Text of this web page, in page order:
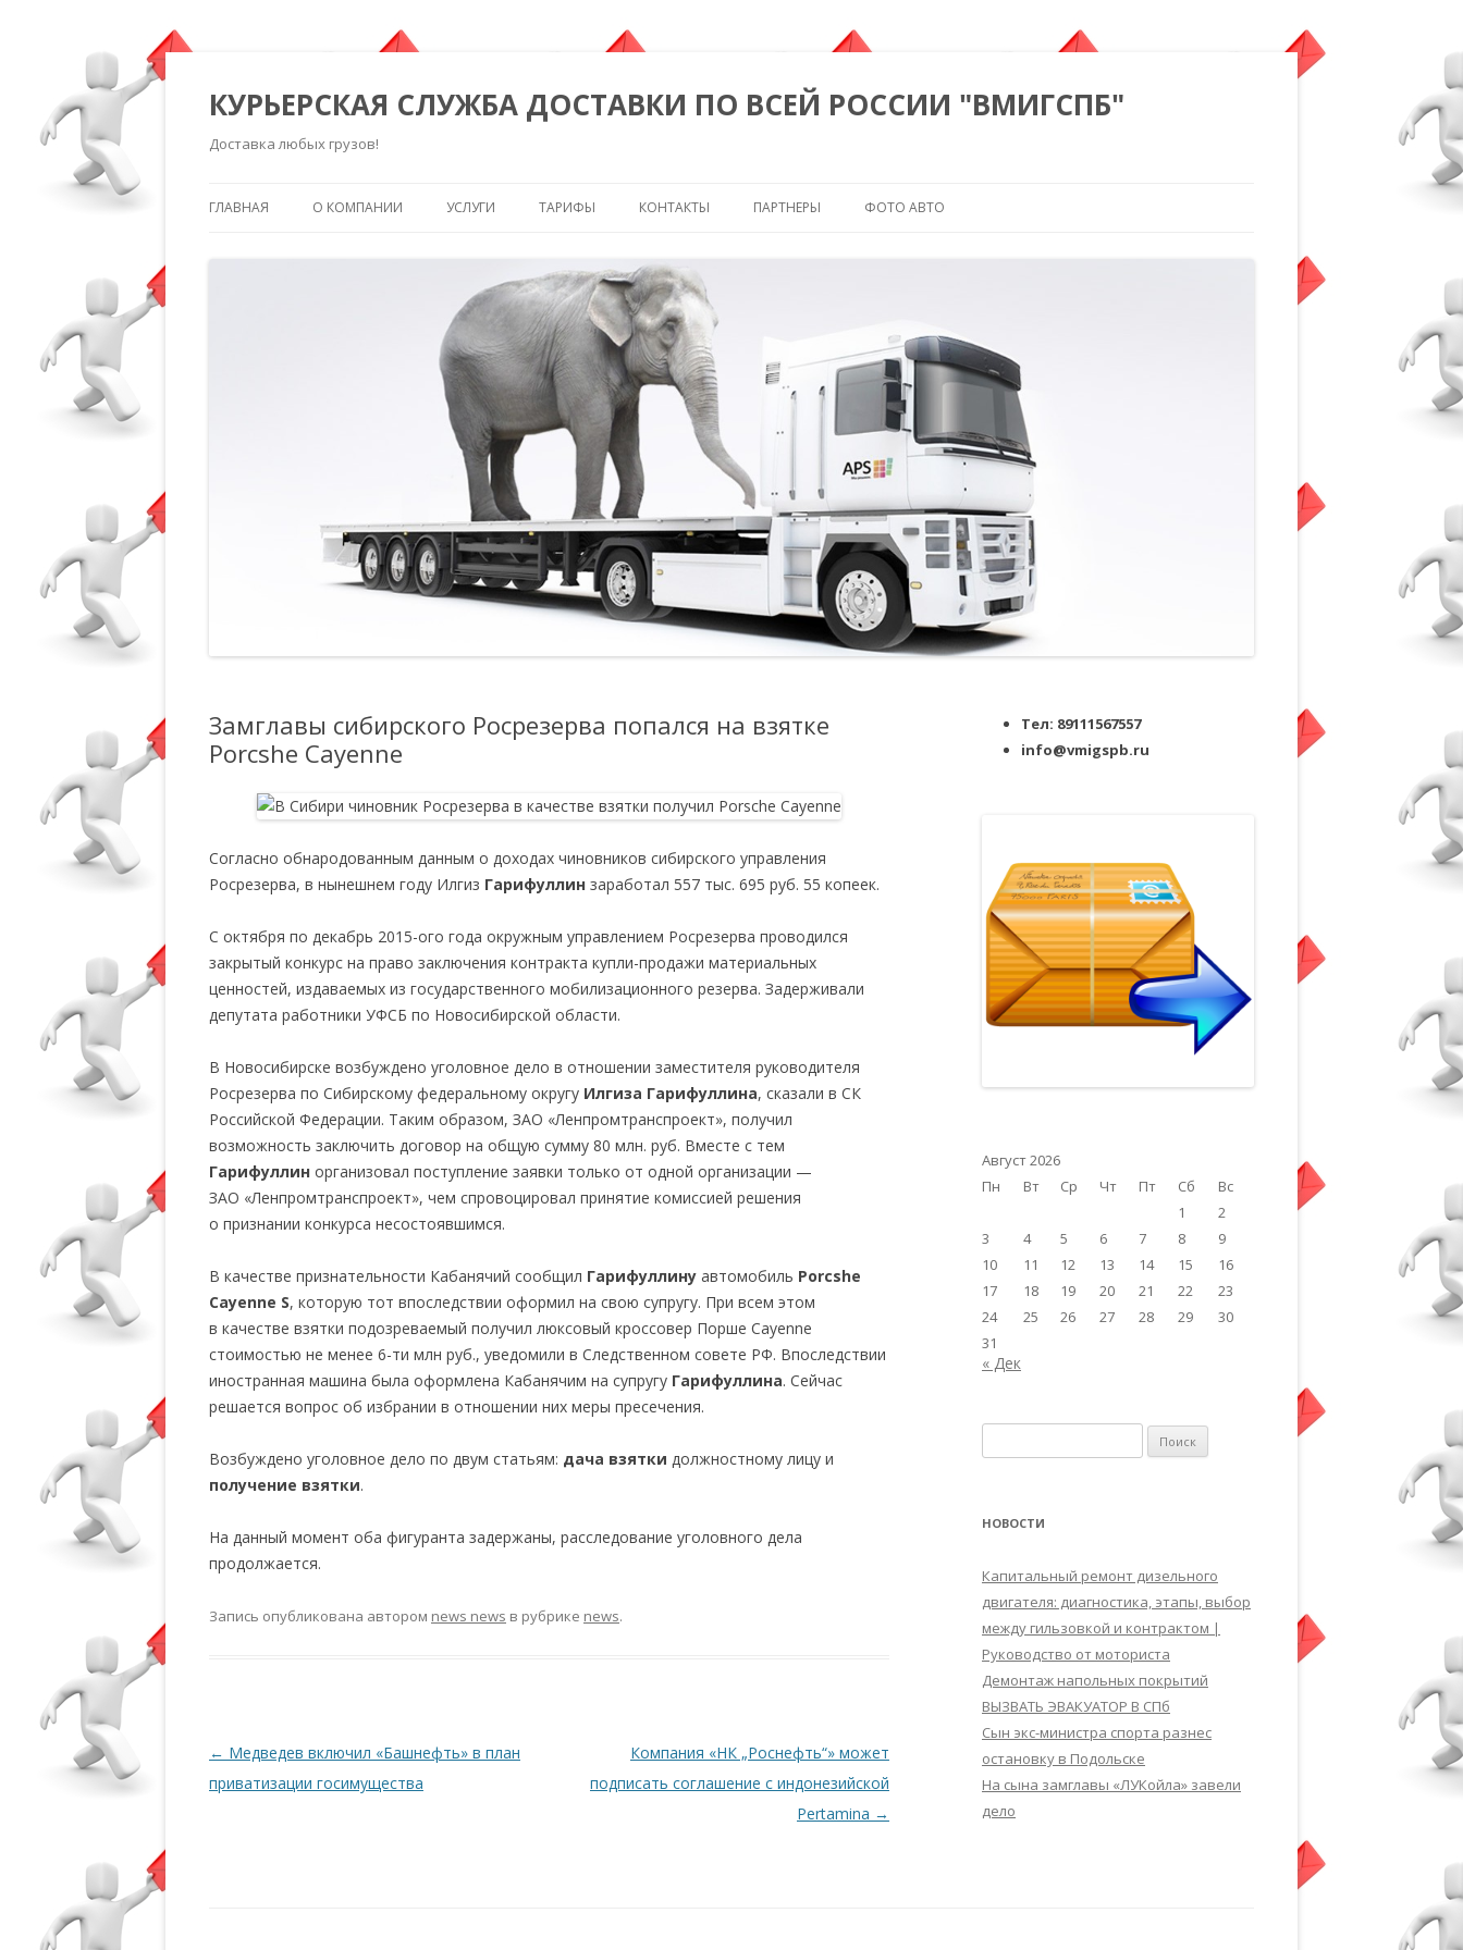
КУРЬЕРСКАЯ СЛУЖБА ДОСТАВКИ ПО ВСЕЙ РОССИИ "ВМИГСПБ"
Доставка любых грузов!
ГЛАВНАЯ О КОМПАНИИ УСЛУГИ ТАРИФЫ КОНТАКТЫ ПАРТНЕРЫ ФОТО АВТО
Замглавы сибирского Росрезерва попался на взятке
Porcshe Cayenne
Согласно обнародованным данным о доходах чиновников сибирского управления
Росрезерва, в нынешнем году Илгиз Гарифуллин заработал 557 тыс. 695 руб. 55 копеек.
С октября по декабрь 2015-ого года окружным управлением Росрезерва проводился
закрытый конкурс на право заключения контракта купли-продажи материальных
ценностей, издаваемых из государственного мобилизационного резерва. Задерживали
депутата работники УФСБ по Новосибирской области.
В Новосибирске возбуждено уголовное дело в отношении заместителя руководителя
Росрезерва по Сибирскому федеральному округу Илгиза Гарифуллина, сказали в СК
Российской Федерации. Таким образом, ЗАО «Ленпромтранспроект», получил
возможность заключить договор на общую сумму 80 млн. руб. Вместе с тем
Гарифуллин организовал поступление заявки только от одной организации —
ЗАО «Ленпромтранспроект», чем спровоцировал принятие комиссией решения
о признании конкурса несостоявшимся.
В качестве признательности Кабанячий сообщил Гарифуллину автомобиль Porcshe
Cayenne S, которую тот впоследствии оформил на свою супругу. При всем этом
в качестве взятки подозреваемый получил люксовый кроссовер Порше Cayenne
стоимостью не менее 6-ти млн руб., уведомили в Следственном совете РФ. Впоследствии
иностранная машина была оформлена Кабанячим на супругу Гарифуллина. Сейчас
решается вопрос об избрании в отношении них меры пресечения.
Возбуждено уголовное дело по двум статьям: дача взятки должностному лицу и
получение взятки.
На данный момент оба фигуранта задержаны, расследование уголовного дела
продолжается.
Запись опубликована автором news news в рубрике news.
Навигация по записям
← Медведев включил «Башнефть» в план
приватизации госимущества
Компания «НК „Роснефть“» может
подписать соглашение с индонезийской
Pertamina →
Тел: 89111567557
info@vmigspb.ru
Август 2026
Пн
Вт Ср Чт Пт Сб
Вс
1
2
3
4 5 6 7 8
9
10
11 12 13 14 15
16
17
18 19 20 21 22
23
24
25 26 27 28 29
30
31
« Дек
НОВОСТИ
Капитальный ремонт дизельного
двигателя: диагностика, этапы, выбор
между гильзовкой и контрактом |
Руководство от моториста
Демонтаж напольных покрытий
ВЫЗВАТЬ ЭВАКУАТОР В СПб
Сын экс-министра спорта разнес
остановку в Подольске
На сына замглавы «ЛУКойла» завели
дело